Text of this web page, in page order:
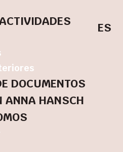
DOCUMENTOS
ANNA HANSCH
ES